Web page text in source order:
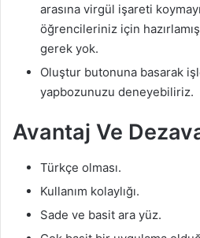
arasına virgül işareti
öğrencileriniz için
gerek yok.
Oluştur butonuna basarak
yapbozunuzu deneyebiliriz.
Avantaj Ve
Türkçe olması.
Kullanım kolaylığı.
Sade ve basit ara yüz.